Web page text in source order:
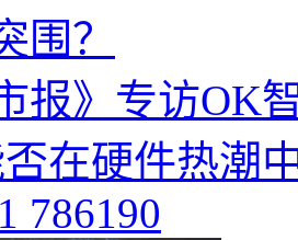
报》专访OK
在硬件热潮
786190